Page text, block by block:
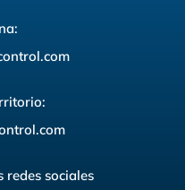
redes sociales